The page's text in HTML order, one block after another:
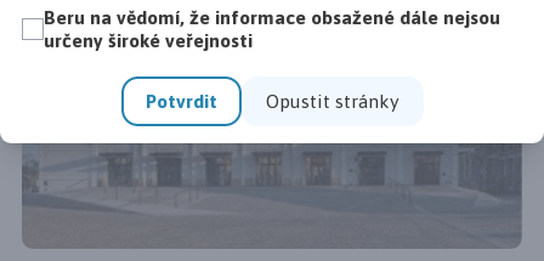
Beru na vědomí, že informace obsažené dále nejsou
určeny široké veřejnosti
Potvrdit Opustit stránky